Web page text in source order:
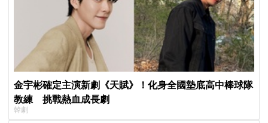
金宇彬確定主演新劇《天賦》！化身全國墊底高中棒球隊
教練 挑戰熱血成長劇
韓劇